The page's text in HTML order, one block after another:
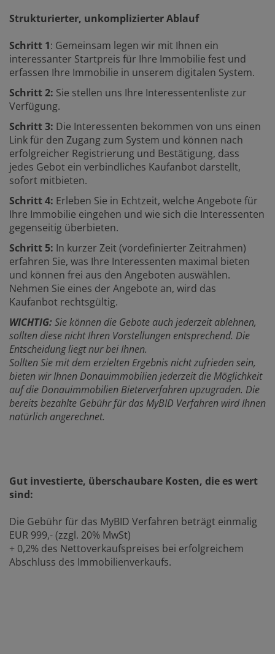
Strukturierter, unkomplizierter Ablauf
Schritt 1: Gemeinsam legen wir mit Ihnen ein
interessanter Startpreis für Ihre Immobilie fest und
erfassen Ihre Immobilie in unserem digitalen System.
Schritt 2: Sie stellen uns Ihre Interessentenliste zur
Verfügung.
Schritt 3: Die Interessenten bekommen von uns einen
Link für den Zugang zum System und können nach
erfolgreicher Registrierung und Bestätigung, dass
jedes Gebot ein verbindliches Kaufanbot darstellt,
sofort mitbieten.
Schritt 4: Erleben Sie in Echtzeit, welche Angebote für
Ihre Immobilie eingehen und wie sich die Interessenten
gegenseitig überbieten.
Schritt 5: In kurzer Zeit (vordefinierter Zeitrahmen)
erfahren Sie, was Ihre Interessenten maximal bieten
und können frei aus den Angeboten auswählen.
Nehmen Sie eines der Angebote an, wird das
Kaufanbot rechtsgültig.
WICHTIG:Sie können die Gebote auch jederzeit ablehnen,
sollten diese nicht Ihren Vorstellungen entsprechend. Die
Entscheidung liegt nur bei Ihnen.
Sollten Sie mit dem erzielten Ergebnis nicht zufrieden sein,
bieten wir Ihnen Donauimmobilien jederzeit die Möglichkeit
auf die Donauimmobilien Bieterverfahren upzugraden. Die
bereits bezahlte Gebühr für das MyBID Verfahren wird Ihnen
natürlich angerechnet.
Gut investierte, überschaubare Kosten, die es wert
sind:
Die Gebühr für das MyBID Verfahren beträgt einmalig
EUR 999,- (zzgl. 20% MwSt)
+ 0,2% des Nettoverkaufspreises bei erfolgreichem
Abschluss des Immobilienverkaufs.